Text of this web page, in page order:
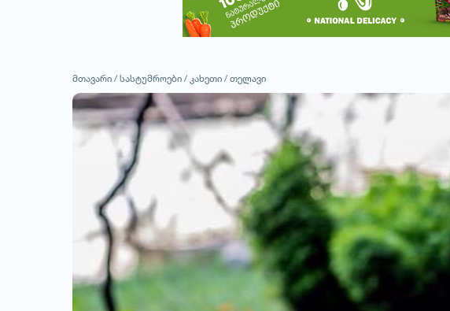
მთავარი / სასტუმროები / კახეთი / თელავი